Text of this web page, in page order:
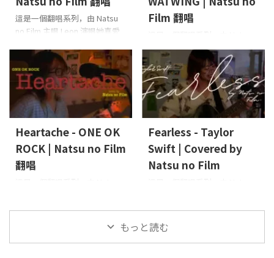
這是一個翻唱系列，由 Natsu
no Film 主唱 Leon 演唱她喜愛
直接在她的房間錄製完成。這
次她翻唱的是 Snow Man 的
〈iro iro〉
主唱、吉他：
Leon（Natsu no Film）
Film 翻唱
no Film 的主唱 Leon 演繹她喜
愛或近期吸引她的歌曲，並在
她的房間內錄製完成。這次她
翻唱的是 WATWING 的
「Honey, You!」
人聲、吉
他：Leon (Natsu no Film)
Heartache - ONE OK
ROCK | Natsu no Film
翻唱
愛或最近吸引她注意的歌曲，
「Heartache」
Vocals,
Fearless - Taylor
Swift | Covered by
Natsu no Film
歡或最近關注的歌曲，並在她
的房間中錄製完成。這次她翻
唱的是 Taylor Swift 的
「Fearless」
Vocals, Guitar:
もっと読む